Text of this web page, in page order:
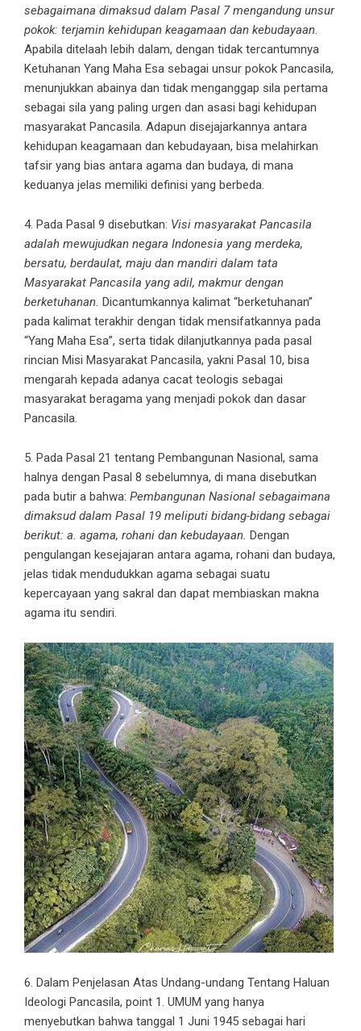
sebagaimana dimaksud dalam Pasal 7 mengandung unsur
pokok: terjamin kehidupan keagamaan dan kebudayaan.
Apabila ditelaah lebih dalam, dengan tidak tercantumnya
Ketuhanan Yang Maha Esa sebagai unsur pokok Pancasila,
menunjukkan abainya dan tidak menganggap sila pertama
sebagai sila yang paling urgen dan asasi bagi kehidupan
masyarakat Pancasila. Adapun disejajarkannya antara
kehidupan keagamaan dan kebudayaan, bisa melahirkan
tafsir yang bias antara agama dan budaya, di mana
keduanya jelas memiliki definisi yang berbeda.
4. Pada Pasal 9 disebutkan: Visi masyarakat Pancasila
adalah mewujudkan negara Indonesia yang merdeka,
bersatu, berdaulat, maju dan mandiri dalam tata
Masyarakat Pancasila yang adil, makmur dengan
berketuhanan. Dicantumkannya kalimat “berketuhanan”
pada kalimat terakhir dengan tidak mensifatkannya pada
“Yang Maha Esa”, serta tidak dilanjutkannya pada pasal
rincian Misi Masyarakat Pancasila, yakni Pasal 10, bisa
mengarah kepada adanya cacat teologis sebagai
masyarakat beragama yang menjadi pokok dan dasar
Pancasila.
5. Pada Pasal 21 tentang Pembangunan Nasional, sama
halnya dengan Pasal 8 sebelumnya, di mana disebutkan
pada butir a bahwa: Pembangunan Nasional sebagaimana
dimaksud dalam Pasal 19 meliputi bidang-bidang sebagai
berikut: a. agama, rohani dan kebudayaan. Dengan
pengulangan kesejajaran antara agama, rohani dan budaya,
jelas tidak mendudukkan agama sebagai suatu
kepercayaan yang sakral dan dapat membiaskan makna
agama itu sendiri.
6. Dalam Penjelasan Atas Undang-undang Tentang Haluan
Ideologi Pancasila, point 1. UMUM yang hanya
menyebutkan bahwa tanggal 1 Juni 1945 sebagai hari